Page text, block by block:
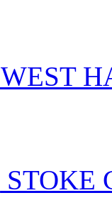
WEST
STOKE